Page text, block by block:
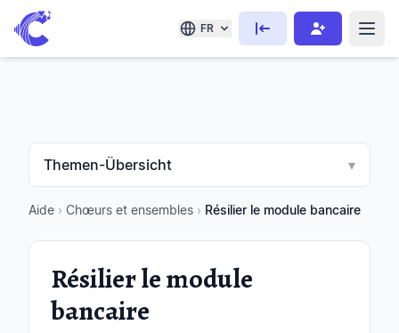
FR
Themen-Übersicht ▾
Aide › Chœurs et ensembles › Résilier le module bancaire
Résilier le module
bancaire